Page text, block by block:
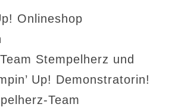
Onlineshop
Stempelherz und
Up! Demonstratorin!
Team